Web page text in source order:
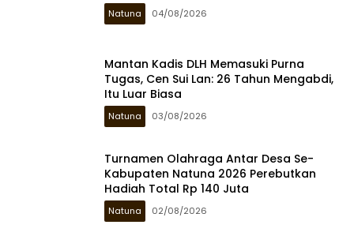
Natuna 04/08/2026
Mantan Kadis DLH Memasuki Purna
Tugas, Cen Sui Lan: 26 Tahun Mengabdi,
Itu Luar Biasa
Natuna 03/08/2026
Turnamen Olahraga Antar Desa Se-
Kabupaten Natuna 2026 Perebutkan
Hadiah Total Rp 140 Juta
Natuna 02/08/2026